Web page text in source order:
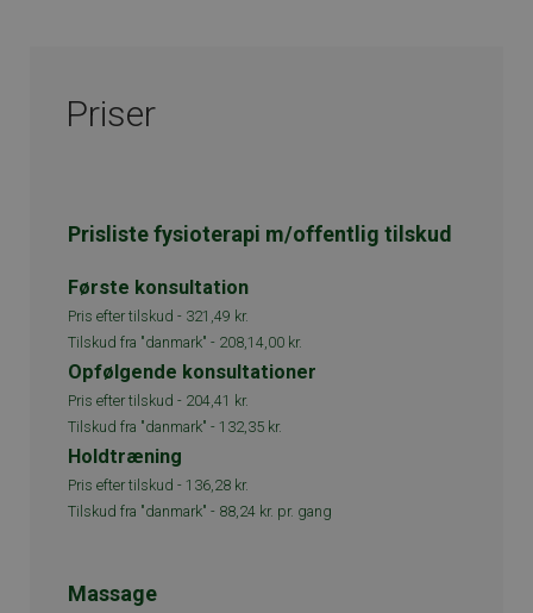
Priser
Prisliste fysioterapi m/offentlig tilskud
Første konsultation
Pris efter tilskud - 321,49 kr.
Tilskud fra "danmark" - 208,14,00 kr.
Opfølgende konsultationer
Pris efter tilskud - 204,41 kr.
Tilskud fra "danmark" - 132,35 kr.
Holdtræning
Pris efter tilskud - 136,28 kr.
Tilskud fra "danmark" - 88,24 kr. pr. gang
Massage